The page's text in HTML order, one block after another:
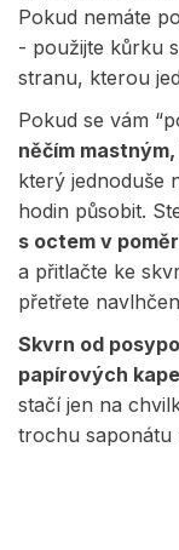
Pokud nemáte
- použijte kůrku
stranu, kterou
Pokud se vám
něčím
který jednoduše
hodin působit.
s octem v
a přitlačte ke
přetřete
Skvrn od
papírových
stačí jen na
trochu saponátu